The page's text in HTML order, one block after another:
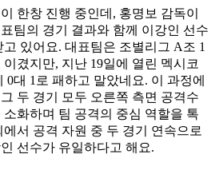
한창 진행 중인데, 홍명보 감독이
팀의 경기 결과와 함께 이강인 선수
있어요. 대표팀은 조별리그 A조 1
겼지만, 지난 19일에 열린 멕시코
대 1로 패하고 말았네요. 이 과정에
두 경기 모두 오른쪽 측면 공격수
화하며 팀 공격의 중심 역할을 톡
서 공격 자원 중 두 경기 연속으로
선수가 유일하다고 해요.